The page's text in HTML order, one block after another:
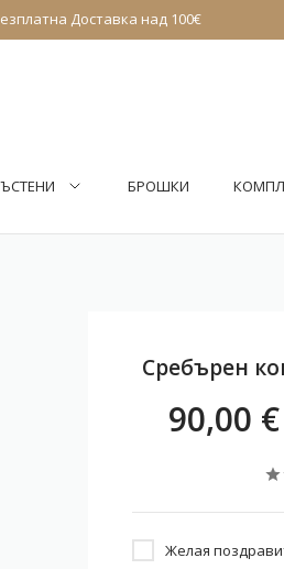
Доставка над 100€
БРОШКИ
Сребърен
90,00
Желая